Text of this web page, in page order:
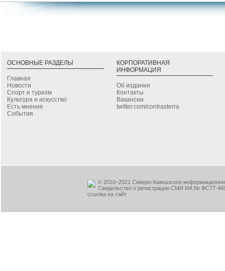
ОСНОВНЫЕ РАЗДЕЛЫ
Главная
Новости
Спорт и туризм
Культура и искусство
Есть мнение
События
КОРПОРАТИВНАЯ
ИНФОРМАЦИЯ
Об издании
Контакты
Вакансии
twitter.com/contrasterra
© 2010–2021 Северо-Кавказское
Свидельство о регистрации СМИ ИА № ФС77-
ссылка на сайт